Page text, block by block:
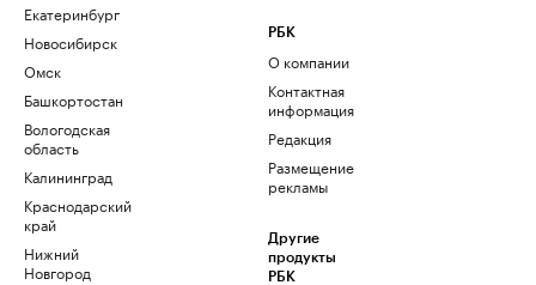
Екатеринбург
Новосибирск
Омск
Башкортостан
Вологодская
область
Калининград
Краснодарский
край
Нижний
Новгород
РБК
О компании
Контактная
информация
Редакция
Размещение
рекламы
Другие
продукты
РБК